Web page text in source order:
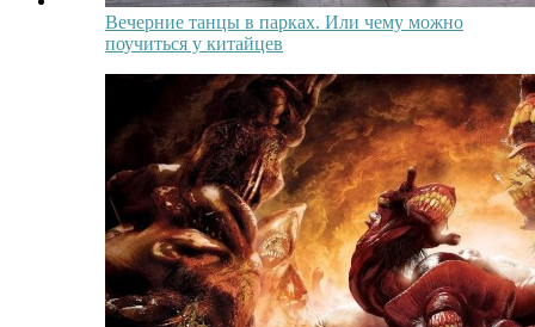
Вечерние танцы в парках. Или чему можно
поучиться у китайцев